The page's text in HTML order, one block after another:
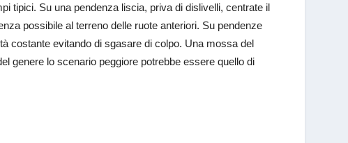
tipici. Su una pendenza liscia, priva di dislivelli, centrate il
possibile al terreno delle ruote anteriori. Su pendenze
costante evitando di sgasare di colpo. Una mossa del
genere lo scenario peggiore potrebbe essere quello di